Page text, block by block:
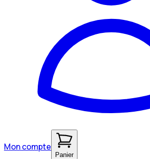
Mon compte
Panier